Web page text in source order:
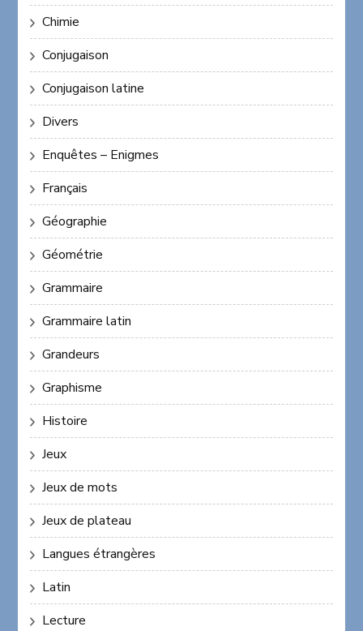
Chimie
Conjugaison
Conjugaison latine
Divers
Enquêtes – Enigmes
Français
Géographie
Géométrie
Grammaire
Grammaire latin
Grandeurs
Graphisme
Histoire
Jeux
Jeux de mots
Jeux de plateau
Langues étrangères
Latin
Lecture